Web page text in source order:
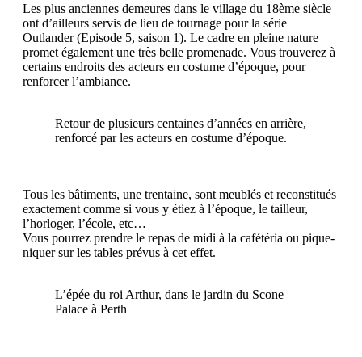
Les plus anciennes demeures dans le village du 18ème siècle
ont d’ailleurs servis de lieu de tournage pour la série
Outlander (Episode 5, saison 1). Le cadre en pleine nature
promet également une très belle promenade. Vous trouverez à
certains endroits des acteurs en costume d’époque, pour
renforcer l’ambiance.
Retour de plusieurs centaines d’années en arrière,
renforcé par les acteurs en costume d’époque.
Tous les bâtiments, une trentaine, sont meublés et reconstitués
exactement comme si vous y étiez à l’époque, le tailleur,
l’horloger, l’école, etc…
Vous pourrez prendre le repas de midi à la cafétéria ou pique-
niquer sur les tables prévus à cet effet.
L’épée du roi Arthur, dans le jardin du Scone
Palace à Perth